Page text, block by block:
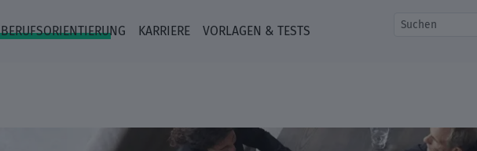
BERUFSORIENTIERUNG KARRIERE VORLAGEN & TESTS